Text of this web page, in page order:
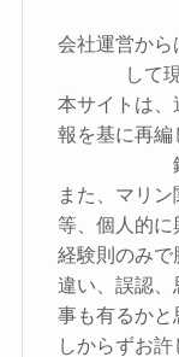
会社運営から
して
本サイトは、
報を基に再編
また、マリ
等、個人的に
経験則のみで
違い、誤認、
事も有るかと
しからずお